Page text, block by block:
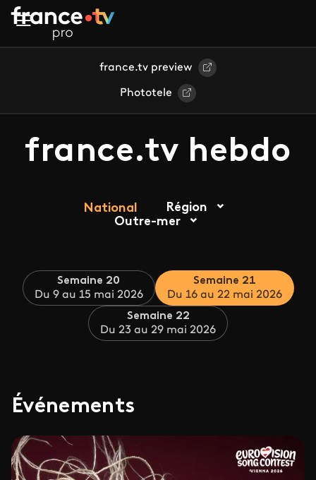
Aller au contenu principal
france.tv preview
Phototele
france.tv hebdo
National
Région
Outre-mer
Semaine 20
Du 9 au 15 mai 2026
Semaine 21
Du 16 au 22 mai 2026
Semaine 22
Du 23 au 29 mai 2026
Événements